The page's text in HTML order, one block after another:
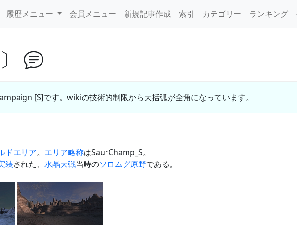
履歴メニュー 会員メニュー 新規記事作成 索引 カテゴリー ランキング
[S]です。wikiの技術的制限から大括弧が全角になっています。
ドエリア。 エリア略称はSaurChamp_S。
装された、 水晶大戦当時のソロムグ原野である。